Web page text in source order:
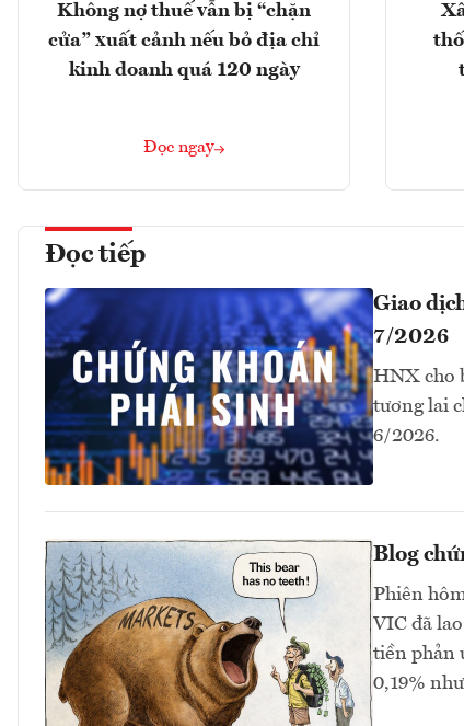
Không nợ thuế vẫn bị “chặn
cửa” xuất cảnh nếu bỏ địa chỉ
kinh doanh quá 120 ngày
Đọc ngay
Đọc tiếp
Giao
7/2026
HNX cho
tương lai
6/2026.
Blog
Phiên
VIC đã
tiền phản
0,19%